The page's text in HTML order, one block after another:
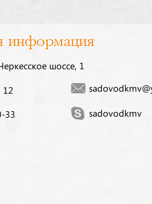
информация
шоссе, 1
12
33 sadovodkmv